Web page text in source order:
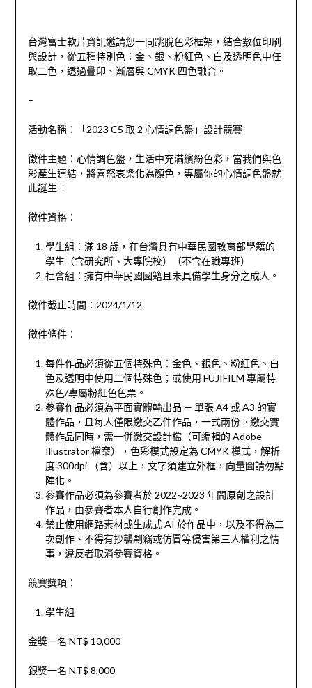
台灣富士軟片資訊邀請您一同跳脫色彩框架，結合數位印刷
與設計，從五種特別色：金、銀、粉紅色、白及透明色中任
取二色，透過疊印、漸層與 CMYK 四色融合。
–
活動名稱：「2023 C5 取 2 心情調色盤」設計競賽
徵件主題：心情調色盤，生活中充滿繽紛色彩，當我們與色
彩產生連結，將喜怒哀樂化為顏色，專屬你的心情調色盤就
此誕生。
徵件資格：
學生組：滿 18 歲，在台灣具有中華民國教育部學籍的
學生（含研究所、大專院校）（不含在職專班）
社會組：擁有中華民國國籍且未具備學生身分之成人。
徵件截止時間：2024/1/12
徵件條件：
每件作品必須從五個特殊色：金色、銀色、粉紅色、白
色及透明中使用二個特殊色；或使用 FUJIFILM 專屬特
殊色/專屬粉紅色色票。
參賽作品必須為平面實體輸出品 — 單張 A4 或 A3 的實
體作品，且每人僅限繳交乙件作品，一式兩份。繳交實
體作品同時，需一併繳交設計檔（可編輯的 Adobe
Illustrator 檔案），色彩模式設定為 CMYK 模式，解析
度 300dpi （含）以上，文字須建立外框，向量圖請勿點
陣化。
參賽作品必須為參賽者於 2022~2023 年間原創之設計
作品，由參賽者本人自行創作完成。
禁止使用網路素材或生成式 AI 於作品中，以及不得為二
次創作、不得有抄襲剽竊或仿冒等侵害第三人權利之情
事，違反者取消參賽資格。
競賽獎項：
學生組
金獎一名 NT$ 10,000
銀獎一名 NT$ 8,000